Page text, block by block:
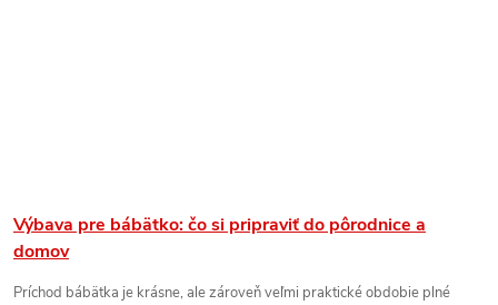
Výbava pre bábätko: čo si pripraviť do pôrodnice a
domov
Príchod bábätka je krásne, ale zároveň veľmi praktické obdobie plné